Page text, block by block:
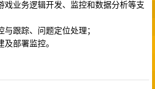
戏业务逻辑开发、监控和数据分析等支
跟踪、问题定位处理；
部署监控。